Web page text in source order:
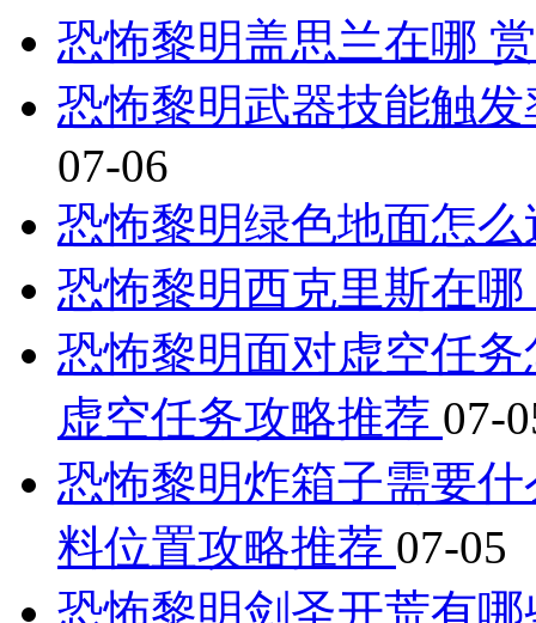
恐怖黎明盖思兰在哪
恐怖黎明武器技能触
07-06
恐怖黎明绿色地面怎
恐怖黎明西克里斯在
恐怖黎明面对虚空任
虚空任务攻略推荐 07-
恐怖黎明炸箱子需要
料位置攻略推荐 07-05
恐怖黎明剑圣开荒有